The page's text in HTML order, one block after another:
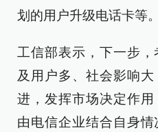
划的用户升级电话卡等。
工信部表示，下一步
及用户多、社会影响
进，发挥市场决定作用
由电信企业结合自身